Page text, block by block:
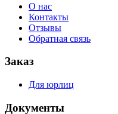
О нас
Контакты
Отзывы
Обратная связь
Заказ
Для юрлиц
Документы